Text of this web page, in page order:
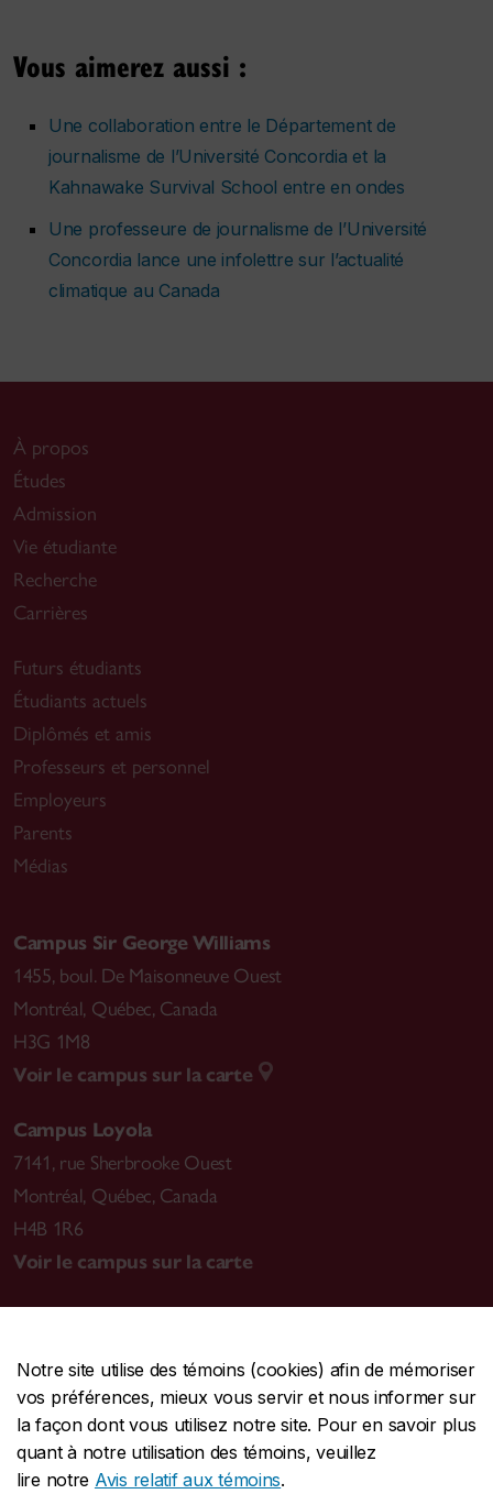
Notre site utilise des témoins (cookies) afin de mémoriser
vos préférences, mieux vous servir et nous informer sur
la façon dont vous utilisez notre site. Pour en savoir plus
quant à notre utilisation des témoins, veuillez
lire notre Avis relatif aux témoins.
Vous aimerez aussi :
Une collaboration entre le Département de
journalisme de l’Université Concordia et la
Kahnawake Survival School entre en ondes
Une professeure de journalisme de l’Université
Concordia lance une infolettre sur l’actualité
climatique au Canada
À propos
Études
Admission
Vie étudiante
Recherche
Carrières
Futurs étudiants
Étudiants actuels
Diplômés et amis
Professeurs et personnel
Employeurs
Parents
Médias
Campus Sir George Williams
1455, boul. De Maisonneuve Ouest
Montréal, Québec, Canada
H3G 1M8
Voir le campus sur la carte
Campus Loyola
7141, rue Sherbrooke Ouest
Montréal, Québec, Canada
H4B 1R6
Voir le campus sur la carte
CENTRALE514-848-2424
URGENCE514-848-3717
Protection et prévention | Accessibilité | Confidentialité